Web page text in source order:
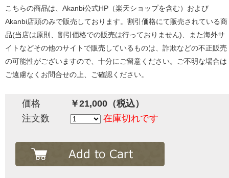
こちらの商品は、Akanbi公式HP（楽天ショップを含む）および
Akanbi店頭のみで販売しております。割引価格にて販売されている商
品(当店は原則、割引価格での販売は行っておりません)、また海外サ
イトなどその他のサイトで販売しているものは、詐欺などの不正販売
の可能性がございますので、十分にご留意ください。ご不明な場合は
ご遠慮なくお問合せの上、ご確認ください。
価格
￥21,000（税込）
注文数
在庫切れです